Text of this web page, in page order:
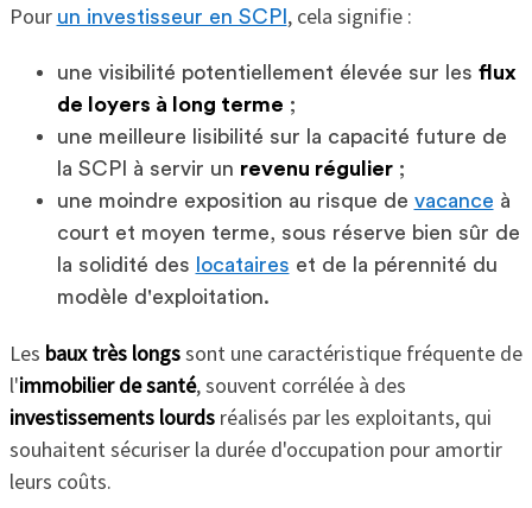
Pour un investisseur en SCPI , cela signifie :
une visibilité potentiellement élevée sur les flux
de loyers à long terme ;
une meilleure lisibilité sur la capacité future de
la SCPI à servir un revenu régulier;
une moindre exposition au risque de vacance à
court et moyen terme, sous réserve bien sûr de
la solidité des
locataires et de la pérennité du
modèle d'exploitation.
Les baux très longssont une caractéristique fréquente de
l'immobilier de santé, souvent corrélée à des
investissements lourdsréalisés par les exploitants, qui
souhaitent sécuriser la durée d'occupation pour amortir
leurs coûts.